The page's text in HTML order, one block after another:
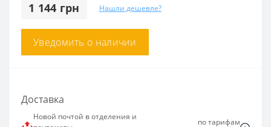
1 144 грн Нашли дешевле?
Уведомить о наличии
Доставка
Новой почтой в отделения и
по тарифам